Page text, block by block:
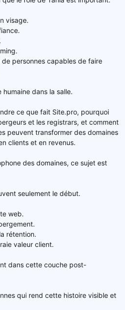
visage.
personnes capables de faire
dans la salle.
ce que fait Site.pro, pourquoi
et les registrars, et comment
peuvent transformer des domaines
clients et en revenus.
des domaines, ce sujet est
seulement le début.
web.
rétention.
valeur client.
dans cette couche post-
qui rend cette histoire visible et